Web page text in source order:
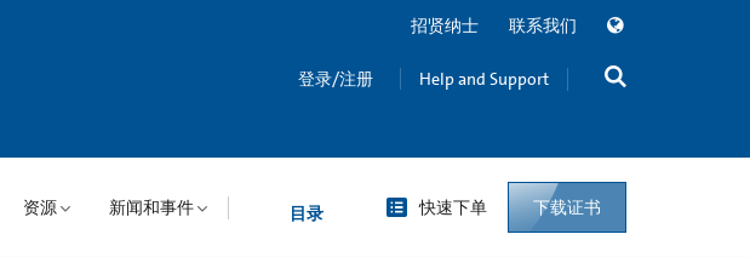
招贤纳士 联系我们
登录/注册 Help and Support
资源 新闻和事件 目录 快速下单 下载证书